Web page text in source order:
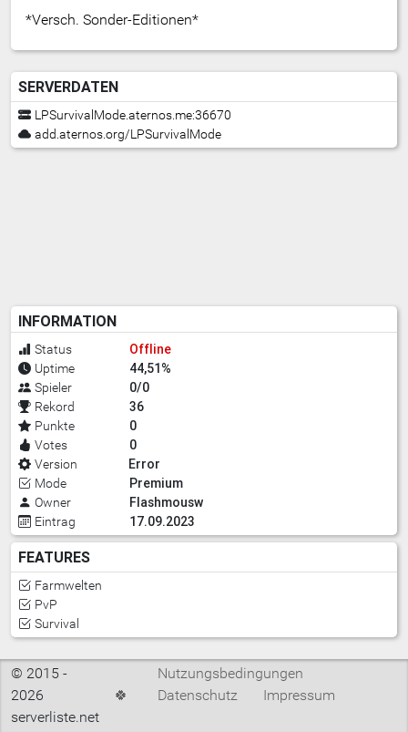
*Versch. Sonder-Editionen*
SERVERDATEN
LPSurvivalMode.aternos.me:36670
add.aternos.org/LPSurvivalMode
INFORMATION
Status Offline
Uptime 44,51%
Spieler 0/0
Rekord 36
Punkte 0
Votes 0
Version Error
Mode Premium
Owner Flashmousw
Eintrag 17.09.2023
FEATURES
Farmwelten
PvP
Survival
© 2015 -
2026
serverliste.net
🍀
Nutzungsbedingungen
Datenschutz
Impressum